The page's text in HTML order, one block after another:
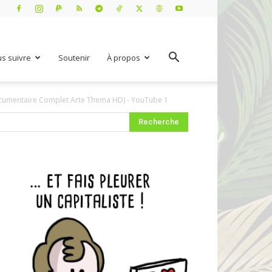
suivre Soutenir À propos
Complet Arte Thema HD) - YouTube 1